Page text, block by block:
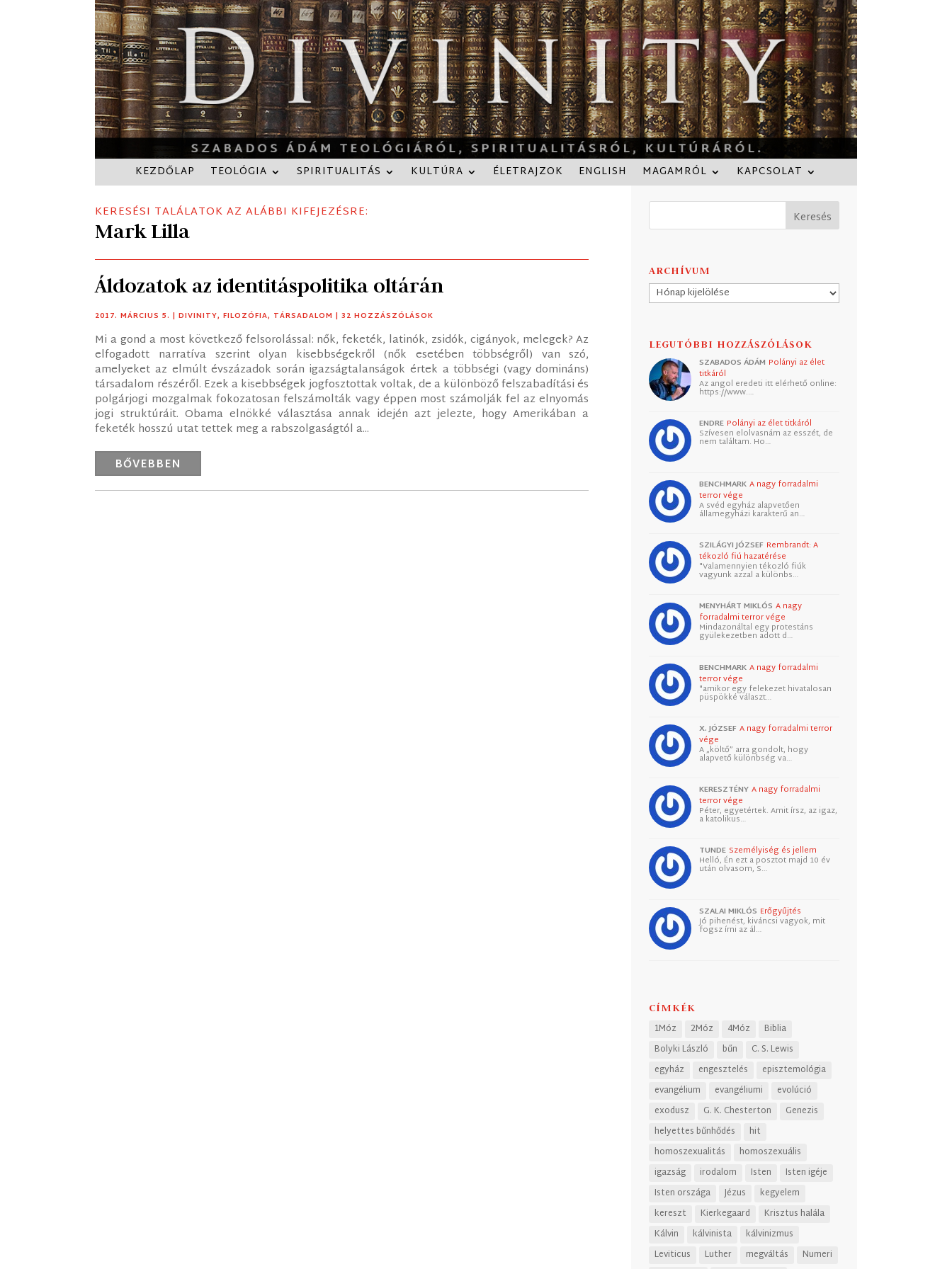
KEZDŐLAP TEOLÓGIA SPIRITUALITÁS KULTÚRA ÉLETRAJZOK ENGLISH MAGAMRÓL KAPCSOLAT
KERESÉSI TALÁLATOK AZ ALÁBBI KIFEJEZÉSRE:
Mark Lilla
Áldozatok az identitáspolitika oltárán
2017. MÁRCIUS 5. |DIVINITY,FILOZÓFIA, TÁRSADALOM | 32 HOZZÁSZÓLÁSOK
Mi a gond a most következő felsorolással: nők, feketék, latinók, zsidók, cigányok, melegek? Az
elfogadott narratíva szerint olyan kisebbségekről (nők esetében többségről) van szó,
amelyeket az elmúlt évszázadok során igazságtalanságok értek a többségi (vagy domináns)
társadalom részéről. Ezek a kisebbségek jogfosztottak voltak, de a különböző felszabadítási és
polgárjogi mozgalmak fokozatosan felszámolták vagy éppen most számolják fel az elnyomás
jogi struktúráit. Obama elnökké választása annak idején azt jelezte, hogy Amerikában a
feketék hosszú utat tettek meg a rabszolgaságtól a...
BŐVEBBEN
ARCHÍVUM
Archívum
LEGUTÓBBI HOZZÁSZÓLÁSOK
SZABADOS ÁDÁM Polányi az élet
titkáról
Az angol eredeti itt elérhető online:
https://www.…
ENDRE Polányi az élet titkáról
Szívesen elolvasnám az esszét, de
nem találtam. Ho…
BENCHMARK A nagy forradalmi
terror vége
A svéd egyház alapvetően
államegyházi karakterű an…
SZILÁGYI JÓZSEF Rembrandt: A
tékozló fiú hazatérése
"Valamennyien tékozló fiúk
vagyunk azzal a különbs…
MENYHÁRT MIKLÓS A nagy
forradalmi terror vége
Mindazonáltal egy protestáns
gyülekezetben adott d…
BENCHMARK A nagy forradalmi
terror vége
"amikor egy felekezet hivatalosan
püspökké választ…
X. JÓZSEF A nagy forradalmi terror
vége
A „költő” arra gondolt, hogy
alapvető különbség va…
KERESZTÉNY A nagy forradalmi
terror vége
Péter, egyetértek. Amit írsz, az igaz,
a katolikus…
TUNDE Személyiség és jellem
Helló, Én ezt a posztot majd 10 év
után olvasom, S…
SZALAI MIKLÓS Erőgyűjtés
Jó pihenést, kiváncsi vagyok, mit
fogsz írni az ál…
CÍMKÉK
1Móz 2Móz 4Móz
Biblia
Bolyki László
bűn
C. S. Lewis
egyház
engesztelés
episztemológia
evangélium
evangéliumi
evolúció
exodusz
G. K. Chesterton
Genezis
helyettes bűnhődés
hit
homoszexualitás
homoszexuális
igazság
irodalom Isten
Isten igéje
Isten országa
Jézus
kegyelem
kereszt
Kierkegaard
Krisztus halála
Kálvin
kálvinista
kálvinizmus
Leviticus
Luther megváltás
Numeri